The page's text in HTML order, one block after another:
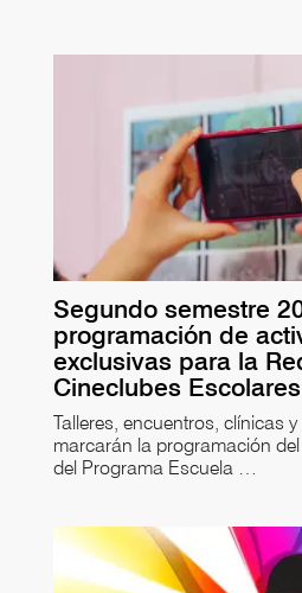
Segundo semestre
programación de
exclusivas para la
Cineclubes Escolares
Talleres, encuentros, clínicas
marcarán la programación
del Programa Escuela …